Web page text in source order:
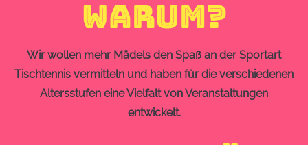
WARUM?
Wir wollen mehr Mädels den Spaß an der Sportart
Tischtennis vermitteln und haben für die verschiedenen
Altersstufen eine Vielfalt von Veranstaltungen
entwickelt.